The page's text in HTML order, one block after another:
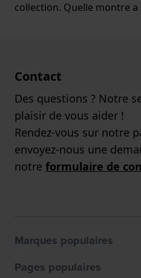
collection. Quelle montre
Contact
Des questions ? Notre
plaisir de vous aider !
Rendez-vous sur notre
envoyez-nous une
notre formulaire de
Marques populaires
Pages populaires